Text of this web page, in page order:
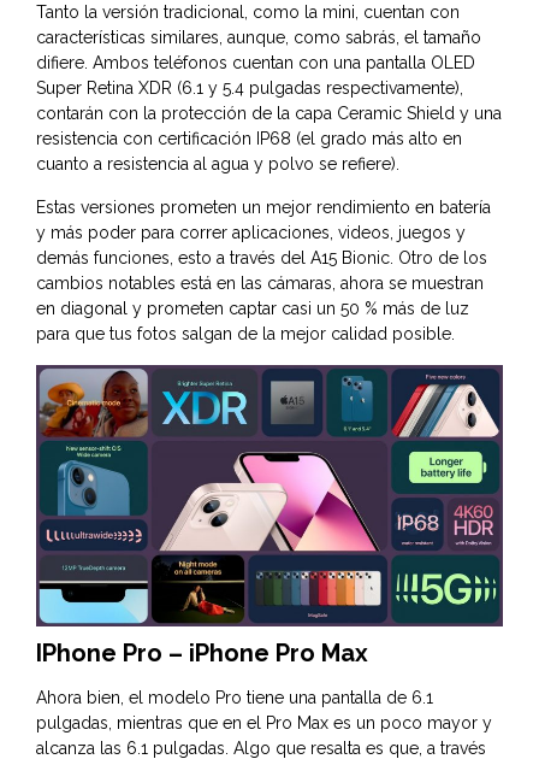
Tanto la versión tradicional, como la mini, cuentan con
características similares, aunque, como sabrás, el tamaño
difiere. Ambos teléfonos cuentan con una pantalla OLED
Super Retina XDR (6.1 y 5.4 pulgadas respectivamente),
contarán con la protección de la capa Ceramic Shield y una
resistencia con certificación IP68 (el grado más alto en
cuanto a resistencia al agua y polvo se refiere).
Estas versiones prometen un mejor rendimiento en batería
y más poder para correr aplicaciones, videos, juegos y
demás funciones, esto a través del A15 Bionic. Otro de los
cambios notables está en las cámaras, ahora se muestran
en diagonal y prometen captar casi un 50 % más de luz
para que tus fotos salgan de la mejor calidad posible.
IPhone Pro – iPhone Pro Max
Ahora bien, el modelo Pro tiene una pantalla de 6.1
pulgadas, mientras que en el Pro Max es un poco mayor y
alcanza las 6.1 pulgadas. Algo que resalta es que, a través